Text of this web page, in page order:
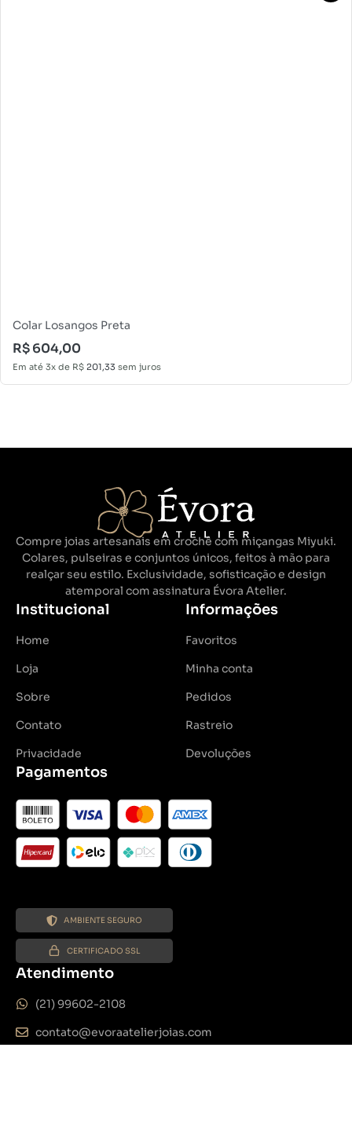
Colar Losangos Preta
R$604,00
Em até 3x de R$ 201,33 sem juros
Compre joias artesanais em crochê com miçangas Miyuki.
Colares, pulseiras e conjuntos únicos, feitos à mão para
realçar seu estilo. Exclusividade, sofisticação e design
atemporal com assinatura Évora Atelier.
Institucional
Home
Loja
Sobre
Contato
Privacidade
Informações
Favoritos
Minha conta
Pedidos
Rastreio
Devoluções
Pagamentos
AMBIENTE SEGURO
CERTIFICADO SSL
Atendimento
(21) 99602-2108
contato@evoraatelierjoias.com